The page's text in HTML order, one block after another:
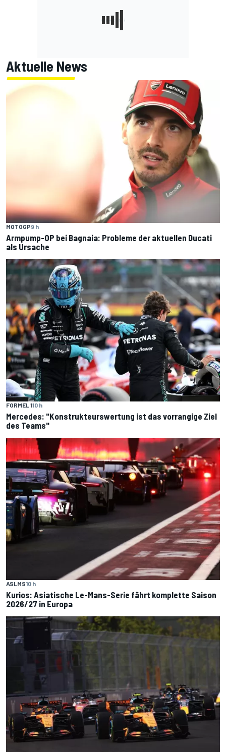
Aktuelle News
MOTOGP9 h
Armpump-OP bei Bagnaia: Probleme der aktuellen Ducati
als Ursache
FORMEL 110 h
Mercedes: "Konstrukteurswertung ist das vorrangige Ziel
des Teams"
ASLMS10 h
Kurios: Asiatische Le-Mans-Serie fährt komplette Saison
2026/27 in Europa